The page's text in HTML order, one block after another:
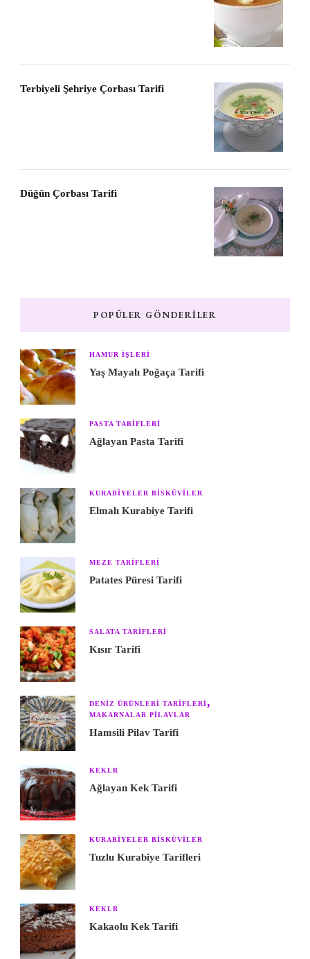
Terbiyeli Şehriye Çorbası Tarifi
Düğün Çorbası Tarifi
POPÜLER GÖNDERILER
HAMUR IŞLERI
Yaş Mayalı Poğaça Tarifi
PASTA TARIFLERI
Ağlayan Pasta Tarifi
KURABIYELER BISKÜVILER
Elmalı Kurabiye Tarifi
MEZE TARIFLERI
Patates Püresi Tarifi
SALATA TARIFLERI
Kısır Tarifi
DENIZ ÜRÜNLERI TARIFLERI
MAKARNALAR PILAVLAR
Hamsili Pilav Tarifi
KEKLR
Ağlayan Kek Tarifi
KURABIYELER BISKÜVILER
Tuzlu Kurabiye Tarifleri
KEKLR
Kakaolu Kek Tarifi